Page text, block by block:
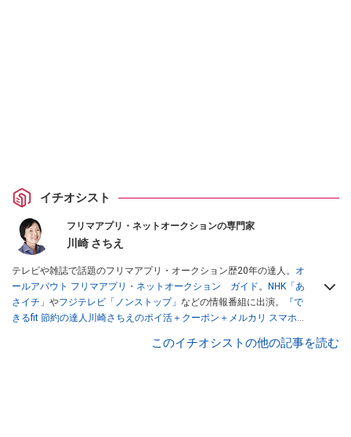
イチオシスト
フリマアプリ・ネットオークションの専門家
川崎 さちえ
テレビや雑誌で話題のフリマアプリ・オークション歴20年の達人。 オ
ールアバウト フリマアプリ・ネットオークション ガイド。
NHK「あ
さイチ」 やフジテレビ「ノンストップ」 などの情報番組に出演。
『で
きるfit 節約の達人川崎さちえのポイ活＋クーポン＋メルカリ スマホで
スマホ1つでスキマ時間に効率的に稼ぐ！』（翔泳社刊） ほか著書多
このイチオシストの他の記事を読む